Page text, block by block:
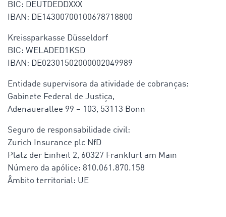
BIC: DEUTDEDDXXX
IBAN: DE14300700100678718800
Kreissparkasse Düsseldorf
BIC: WELADED1KSD
IBAN: DE02301502000002049989
Entidade supervisora da atividade de cobranças:
Gabinete Federal de Justiça,
Adenauerallee 99 – 103, 53113 Bonn
Seguro de responsabilidade civil:
Zurich Insurance plc NfD
Platz der Einheit 2, 60327 Frankfurt am Main
Número da apólice: 810.061.870.158
Âmbito territorial: UE